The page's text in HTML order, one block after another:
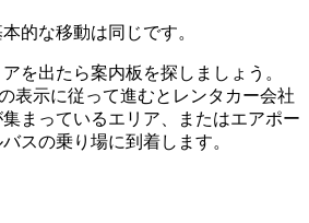
的な移動は同じです。
を出たら案内板を探しましょう。
の表示に従って進むとレンタカー会社
まっているエリア、またはエアポー
スの乗り場に到着します。